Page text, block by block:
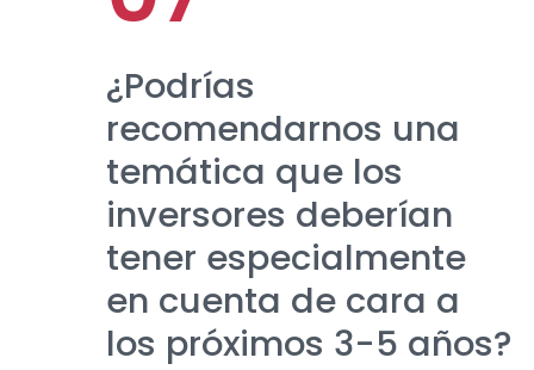
¿Podrías
recomendarnos una
temática que los
inversores deberían
tener especialmente
en cuenta de cara a
los próximos 3-5 años?